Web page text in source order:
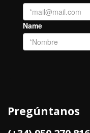
Pregúntanos